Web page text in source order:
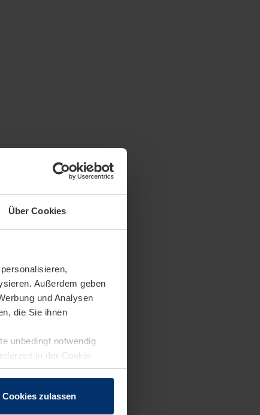
Über Cookies
Außerdem geben
und Analysen
die Sie ihnen
unbedingt notwendig
in der Cookie-
Cookies zulassen